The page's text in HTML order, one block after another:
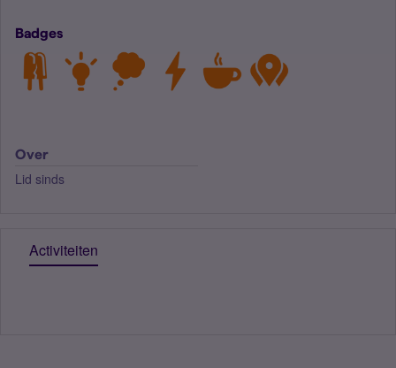
Badges
Over
Lid sinds
Activiteiten